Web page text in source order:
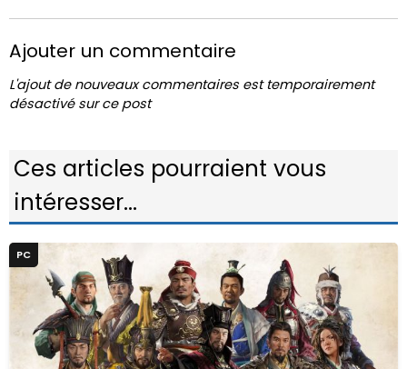
Ajouter un commentaire
L'ajout de nouveaux commentaires est temporairement
désactivé sur ce post
Ces articles pourraient vous
intéresser...
PC